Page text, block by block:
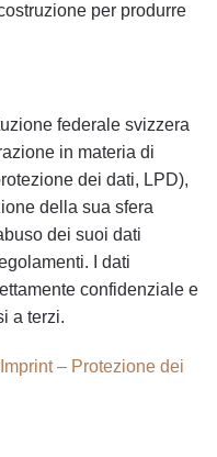
per produrre
federale svizzera
in materia di
dei dati, LPD),
della sua sfera
dei suoi dati
I dati
confidenziale e
a terzi.
– Protezione dei